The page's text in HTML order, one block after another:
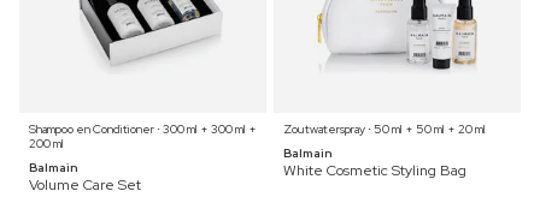
Shampoo en Conditioner ⋅ 300 ml + 300 ml +
200 ml
Balmain
Volume Care Set
Zoutwaterspray ⋅ 50 ml + 50 ml + 20 ml
Balmain
White Cosmetic Styling Bag